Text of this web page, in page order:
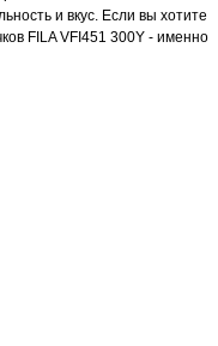
и вкус. Если вы хотите
FILA VFI451 300Y - именно